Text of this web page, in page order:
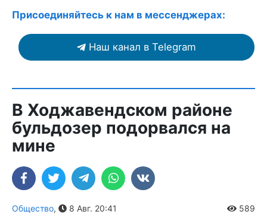
Присоединяйтесь к нам в мессенджерах:
Наш канал в Telegram
В Ходжавендском районе
бульдозер подорвался на
мине
Общество, 8 Авг. 20:41 589